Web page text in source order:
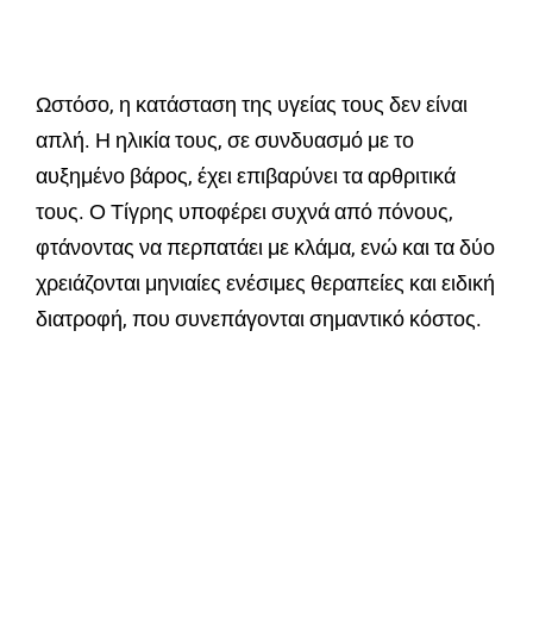
Ωστόσο, η κατάσταση της υγείας τους δεν είναι
απλή. Η ηλικία τους, σε συνδυασμό με το
αυξημένο βάρος, έχει επιβαρύνει τα αρθριτικά
τους. Ο Τίγρης υποφέρει συχνά από πόνους,
φτάνοντας να περπατάει με κλάμα, ενώ και τα δύο
χρειάζονται μηνιαίες ενέσιμες θεραπείες και ειδική
διατροφή, που συνεπάγονται σημαντικό κόστος.